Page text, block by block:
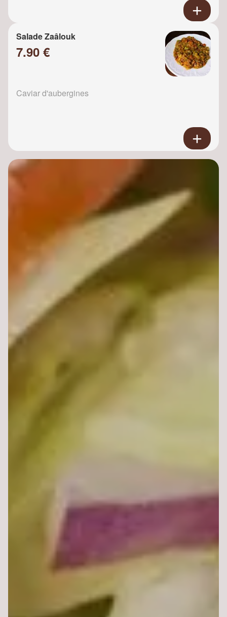
Salade Zaâlouk
7.90 €
Caviar d'aubergines